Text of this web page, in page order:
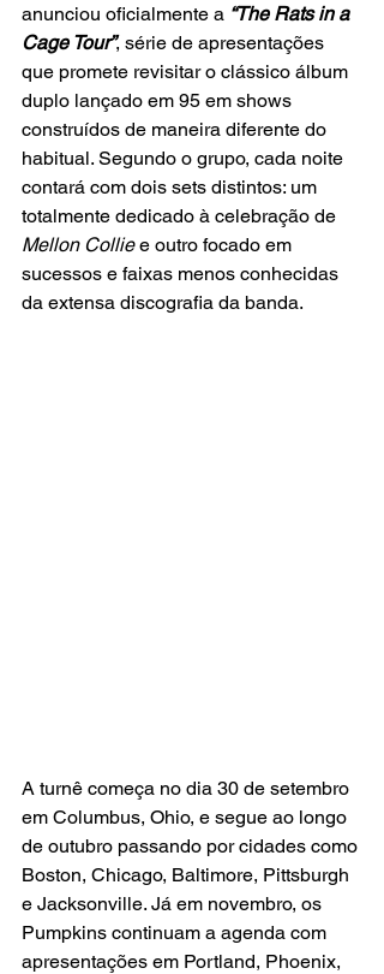
anunciou oficialmente a “The Rats in a
Cage Tour”, série de apresentações
que promete revisitar o clássico álbum
duplo lançado em 95 em shows
construídos de maneira diferente do
habitual. Segundo o grupo, cada noite
contará com dois sets distintos: um
totalmente dedicado à celebração de
Mellon Collie e outro focado em
sucessos e faixas menos conhecidas
da extensa discografia da banda.
A turnê começa no dia 30 de setembro
em Columbus, Ohio, e segue ao longo
de outubro passando por cidades como
Boston, Chicago, Baltimore, Pittsburgh
e Jacksonville. Já em novembro, os
Pumpkins continuam a agenda com
apresentações em Portland, Phoenix,